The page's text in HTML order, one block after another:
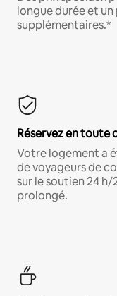
longue durée et
supplémentaires.*
Réservez en toute
Votre logement a
de voyageurs de
sur le soutien 24
prolongé.